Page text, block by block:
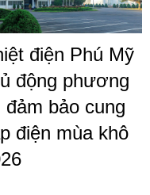
điện Phú Mỹ
động phương
đảm bảo cung
điện mùa khô